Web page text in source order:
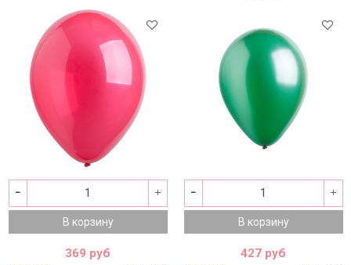
В корзину
369 руб
В корзину
427 руб